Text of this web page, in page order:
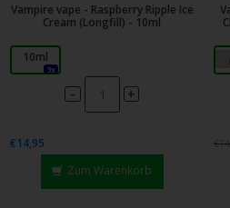
Vampire vape - Raspberry Ripple Ice
Cream (Longfill) - 10ml
10ml
3x
- +
€14,95
Zum Warenkorb